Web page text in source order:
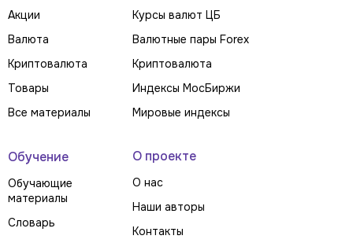
Акции
Валюта
Криптовалюта
Товары
Все материалы
Курсы валют ЦБ
Валютные пары Forex
Криптовалюта
Индексы МосБиржи
Мировые индексы
Обучение
Обучающие
материалы
Словарь
О проекте
О нас
Наши авторы
Контакты